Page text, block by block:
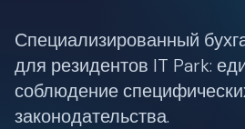
Специализированный
для резидентов IT Park:
соблюдение
законодательства.